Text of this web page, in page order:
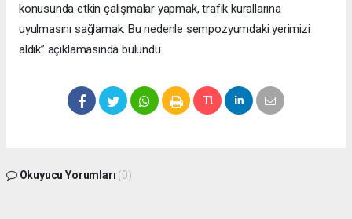
konusunda etkin çalışmalar yapmak, trafik kurallarına
uyulmasını sağlamak. Bu nedenle sempozyumdaki yerimizi
aldık” açıklamasında bulundu.
Okuyucu Yorumları (0)